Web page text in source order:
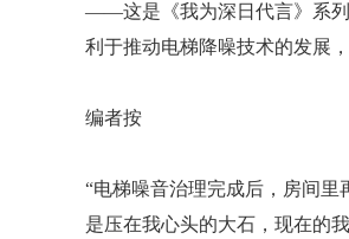
——这是《我为深日代言》系列
利于推动电梯降噪技术的发展
编者按
“电梯噪音治理完成后，房间
是压在我心头的大石，现在的